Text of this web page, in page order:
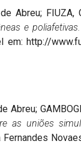
de Abreu;
e poliafetivas.
em: http://
Abreu;
as uniões
Fernandes